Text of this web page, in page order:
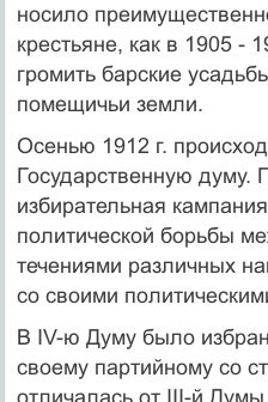
носило
крестьяне, как в 1905 -
громить барские
помещичьи земли.
Осенью 1912 г.
Государственную думу.
избирательная
политической борьбы
течениями различных
со своими
В IV-ю Думу было
своему партийному со
отличалась от III-й